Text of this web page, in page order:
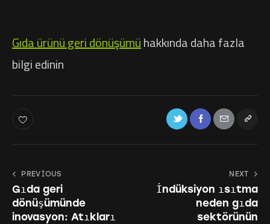
Gıda ürünü geri dönüşümühakkında daha fazla
bilgi edinin
PREVIOUS
Gıda geri
dönüşümünde
inovasyon: Atıkları
NEXT
İndüksiyon ısıtma
neden gıda
sektörünün